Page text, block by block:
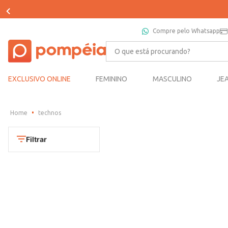
Compre pelo Whatsapp
O que está procurando?
EXCLUSIVO ONLINE FEMININO MASCULINO
technos
Filtrar